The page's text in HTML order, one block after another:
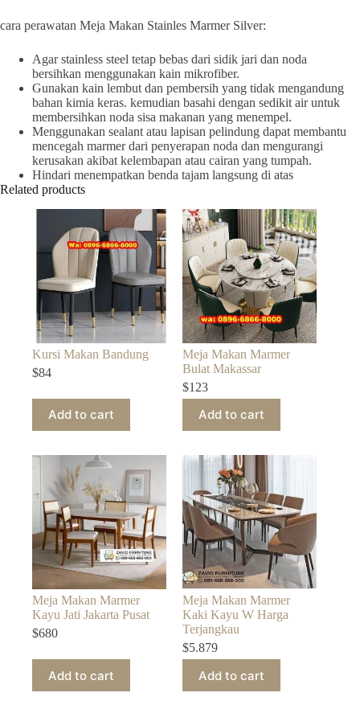
cara perawatan Meja Makan Stainles Marmer Silver:
Agar stainless steel tetap bebas dari sidik jari dan noda
bersihkan menggunakan kain mikrofiber.
Gunakan kain lembut dan pembersih yang tidak mengandung
bahan kimia keras. kemudian basahi dengan sedikit air untuk
membersihkan noda sisa makanan yang menempel.
Menggunakan sealant atau lapisan pelindung dapat membantu
mencegah marmer dari penyerapan noda dan mengurangi
kerusakan akibat kelembapan atau cairan yang tumpah.
Hindari menempatkan benda tajam langsung di atas
Related products
Kursi Makan Bandung
$84
Add to cart
Meja Makan Marmer
Bulat Makassar
$123
Add to cart
Meja Makan Marmer
Kayu Jati Jakarta Pusat
$680
Add to cart
Meja Makan Marmer
Kaki Kayu W Harga
Terjangkau
$5.879
Add to cart